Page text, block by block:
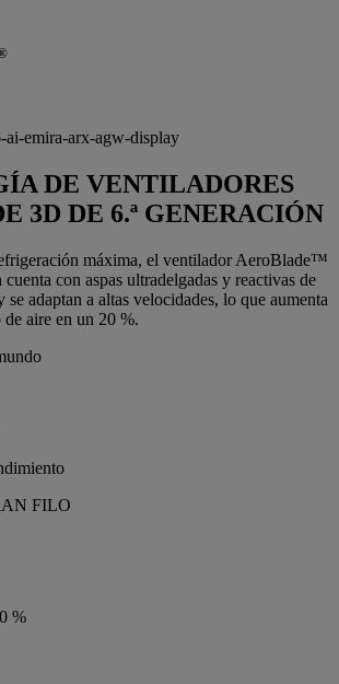
DE VENTILADORES
3D DE 6.ª GENERACIÓN
máxima, el ventilador AeroBlade™
con aspas ultradelgadas y reactivas de
se adaptan a altas velocidades, lo que aumenta
aire en un 20 %.
FILO
%